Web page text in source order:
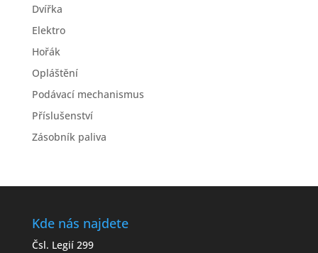
Dvířka
Elektro
Hořák
Opláštění
Podávací mechanismus
Příslušenství
Zásobník paliva
Kde nás najdete
Čsl. Legií 299